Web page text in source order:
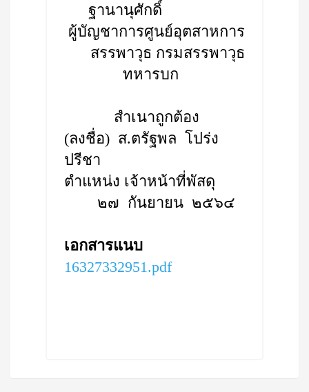
ฐานานุศักดิ์
ผู้บัญชาการศูนย์อุตสาหการ
สรรพาวุธ กรมสรรพาวุธ
ทหารบก
สำเนาถูกต้อง
(ลงชื่อ) ส.ตรัฐพล โปร่ง
ปรีชา
ตำแหน่ง เจ้าหน้าที่พัสดุ
๒๗ กันยายน ๒๕๖๔
เอกสารแนบ
16327332951.pdf